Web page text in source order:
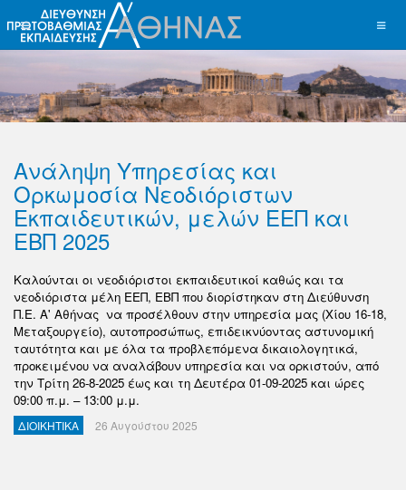
Ανάληψη Υπηρεσίας και
Ορκωμοσία Νεοδιόριστων
Εκπαιδευτικών, μελών ΕΕΠ και
ΕΒΠ 2025
Καλούνται οι νεοδιόριστοι εκπαιδευτικοί καθώς και τα
νεοδιόριστα μέλη ΕΕΠ, ΕΒΠ που διορίστηκαν στη Διεύθυνση
Π.Ε. Α' Αθήνας να προσέλθουν στην υπηρεσία μας (Χίου 16-18,
Μεταξουργείο), αυτοπροσώπως, επιδεικνύοντας αστυνομική
ταυτότητα και με όλα τα προβλεπόμενα δικαιολογητικά,
προκειμένου να αναλάβουν υπηρεσία και να ορκιστούν, από
την Τρίτη 26-8-2025 έως και τη Δευτέρα 01-09-2025 και ώρες
09:00 π.μ. – 13:00 μ.μ.
ΔΙΟΙΚΗΤΙΚΑ 26 Αυγούστου 2025